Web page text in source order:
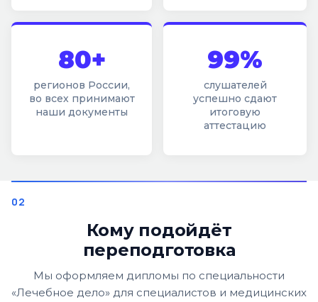
80+
регионов России,
во всех принимают
наши документы
99%
слушателей
успешно сдают
итоговую
аттестацию
Кому подойдёт
переподготовка
Мы оформляем дипломы по специальности
«Лечебное дело» для специалистов и медицинских